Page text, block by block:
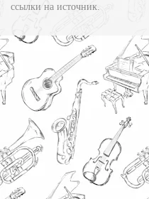
ссылки на источник.